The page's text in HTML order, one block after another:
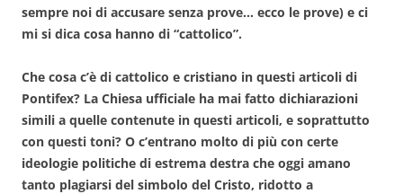
sempre noi di accusare senza prove… ecco le prove) e ci
mi si dica cosa hanno di “cattolico”.
Che cosa c’è di cattolico e cristiano in questi articoli di
Pontifex? La Chiesa ufficiale ha mai fatto dichiarazioni
simili a quelle contenute in questi articoli, e soprattutto
con questi toni? O c’entrano molto di più con certe
ideologie politiche di estrema destra che oggi amano
tanto plagiarsi del simbolo del Cristo, ridotto a